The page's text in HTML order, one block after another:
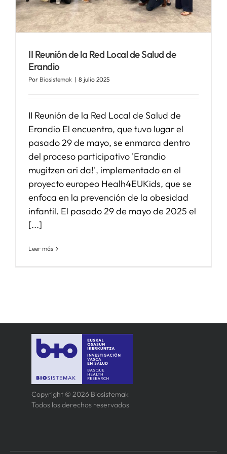
SERVICIOS
APOYO I+D+I
II Reunión de la Red Local de Salud de
Erandio
Por Biosistemak | 8 julio 2025
II Reunión de la Red Local de Salud de
Erandio El encuentro, que tuvo lugar el
pasado 29 de mayo, se enmarca dentro
del proceso participativo 'Erandio
mugitzen ari da!', implementado en el
proyecto europeo Healh4EUKids, que se
enfoca en la prevención de la obesidad
infantil. El pasado 29 de mayo de 2025 el
[...]
Leer más
Copyright © 2026 Biosistemak
Todos los derechos reservados